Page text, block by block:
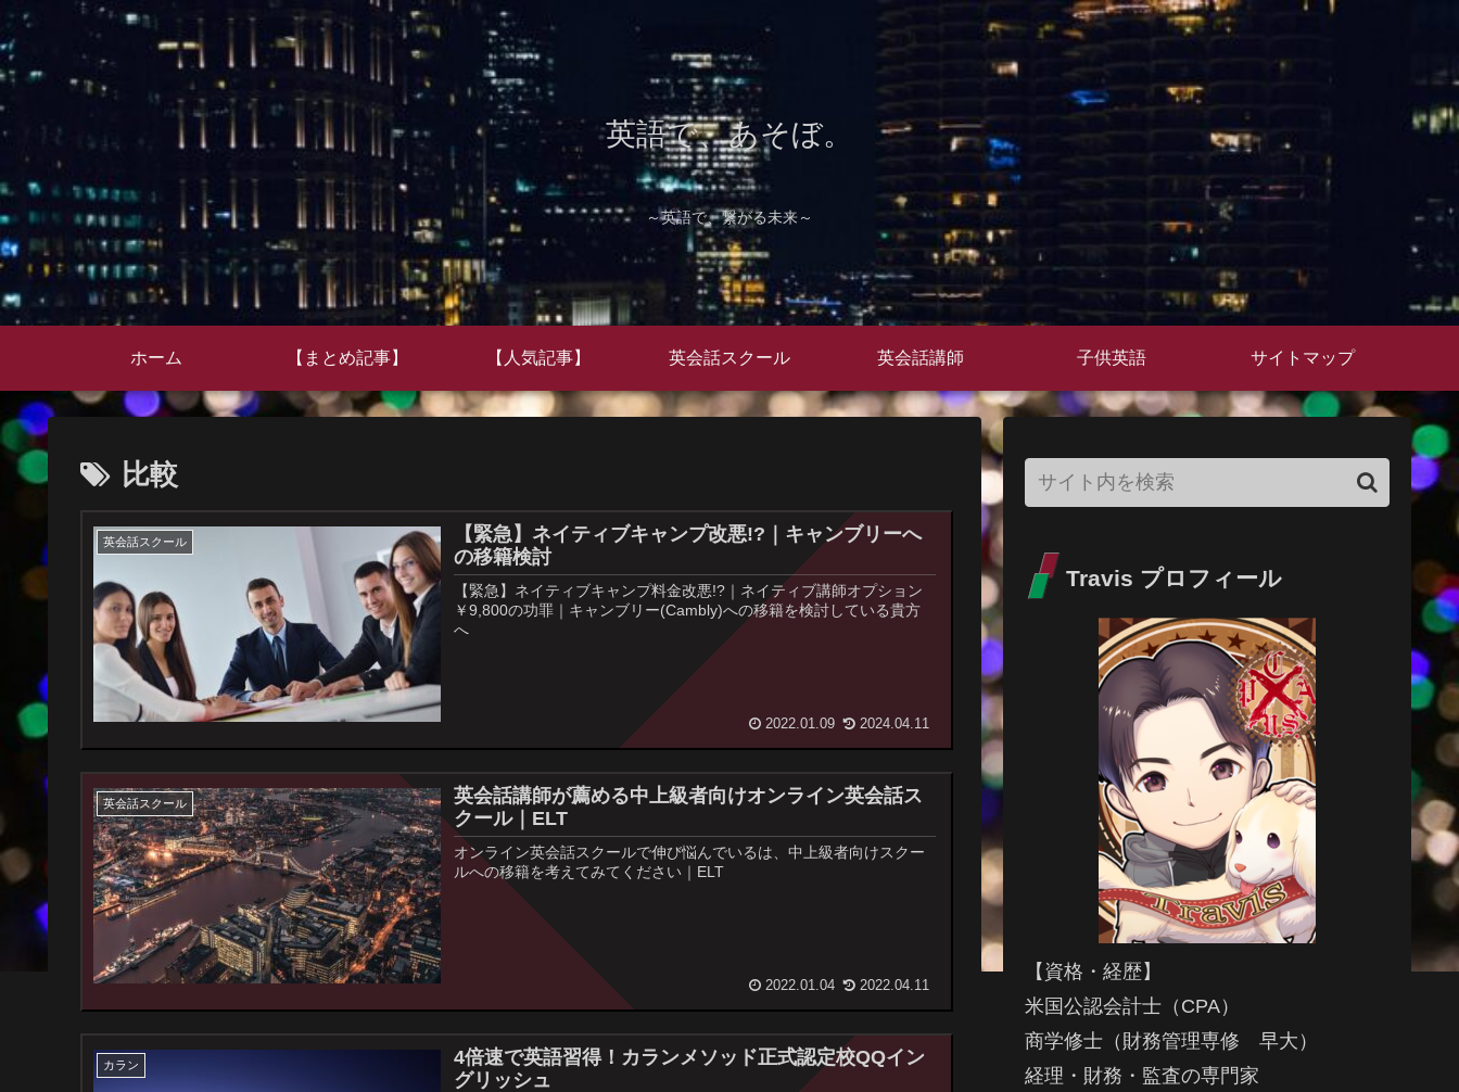
英語で、あそぼ。
～英語で、繋がる未来～
ホーム 【まとめ記事】 【人気記事】 英会話スクール 英会話講師 子供英語 サイトマップ
比較
英会話スクール
【緊急】ネイティブキャンプ改悪!?｜キャンブリーへ
の移籍検討
【緊急】ネイティブキャンプ料金改悪!?｜ネイティブ講師オプション
￥9,800の功罪｜キャンブリー(Cambly)への移籍を検討している貴方
へ
2022.01.09 2024.04.11
英会話スクール
英会話講師が薦める中上級者向けオンライン英会話ス
クール｜ELT
オンライン英会話スクールで伸び悩んでいるは、中上級者向けスクー
ルへの移籍を考えてみてください｜ELT
2022.01.04 2022.04.11
カラン
4倍速で英語習得！カランメソッド正式認定校QQイン
グリッシュ
Travis プロフィール
【資格・経歴】
米国公認会計士（CPA）
商学修士（財務管理専修 早大）
経理・財務・監査の専門家